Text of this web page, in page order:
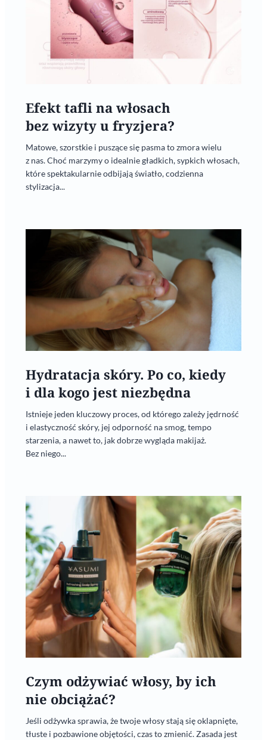
Efekt tafli na włosach
bez wizyty u fryzjera?
Matowe, szorstkie i puszące się pasma to zmora wielu
z nas. Choć marzymy o idealnie gładkich, sypkich włosach,
które spektakularnie odbijają światło, codzienna
stylizacja...
Hydratacja skóry. Po co, kiedy
i dla kogo jest niezbędna
Istnieje jeden kluczowy proces, od którego zależy jędrność
i elastyczność skóry, jej odporność na smog, tempo
starzenia, a nawet to, jak dobrze wygląda makijaż.
Bez niego...
Czym odżywiać włosy, by ich
nie obciążać?
Jeśli odżywka sprawia, że twoje włosy stają się oklapnięte,
tłuste i pozbawione objętości, czas to zmienić. Zasada jest